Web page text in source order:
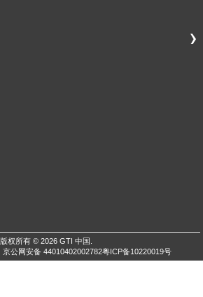
版权所有 © 2026 GTI 中国.
京公网安备 44010402002782粤ICP备10220019号